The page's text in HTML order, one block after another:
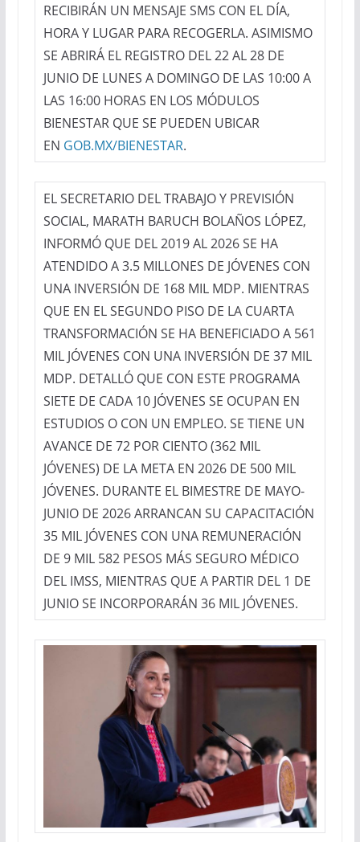
RECIBIRÁN UN MENSAJE SMS CON EL DÍA,
HORA Y LUGAR PARA RECOGERLA. ASIMISMO
SE ABRIRÁ EL REGISTRO DEL 22 AL 28 DE
JUNIO DE LUNES A DOMINGO DE LAS 10:00 A
LAS 16:00 HORAS EN LOS MÓDULOS
BIENESTAR QUE SE PUEDEN UBICAR
EN GOB.MX/BIENESTAR.
EL SECRETARIO DEL TRABAJO Y PREVISIÓN
SOCIAL, MARATH BARUCH BOLAÑOS LÓPEZ,
INFORMÓ QUE DEL 2019 AL 2026 SE HA
ATENDIDO A 3.5 MILLONES DE JÓVENES CON
UNA INVERSIÓN DE 168 MIL MDP. MIENTRAS
QUE EN EL SEGUNDO PISO DE LA CUARTA
TRANSFORMACIÓN SE HA BENEFICIADO A 561
MIL JÓVENES CON UNA INVERSIÓN DE 37 MIL
MDP. DETALLÓ QUE CON ESTE PROGRAMA
SIETE DE CADA 10 JÓVENES SE OCUPAN EN
ESTUDIOS O CON UN EMPLEO. SE TIENE UN
AVANCE DE 72 POR CIENTO (362 MIL
JÓVENES) DE LA META EN 2026 DE 500 MIL
JÓVENES. DURANTE EL BIMESTRE DE MAYO-
JUNIO DE 2026 ARRANCAN SU CAPACITACIÓN
35 MIL JÓVENES CON UNA REMUNERACIÓN
DE 9 MIL 582 PESOS MÁS SEGURO MÉDICO
DEL IMSS, MIENTRAS QUE A PARTIR DEL 1 DE
JUNIO SE INCORPORARÁN 36 MIL JÓVENES.